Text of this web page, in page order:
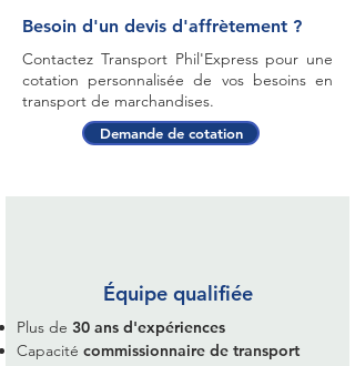
Besoin d'un devis d'affrètement ?​
Contactez Transport Phil'Express pour une
cotation personnalisée de vos besoins en
transport de marchandises.
Demande de cotation
Équipe qualifiée
Plus de 30 ans d'expériences
Capacité commissionnaire de transport